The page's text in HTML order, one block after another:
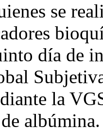
se
día de
la